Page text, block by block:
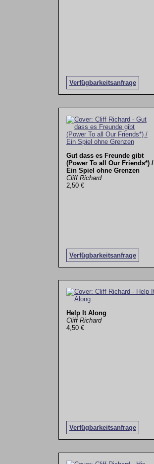
Verfügbarkeitsanfrage
Gut dass es Freunde gibt
(Power To all Our Friends*) /
Ein Spiel ohne Grenzen
Cliff Richard
2,50 €
Verfügbarkeitsanfrage
Help It Along
Cliff Richard
4,50 €
Verfügbarkeitsanfrage